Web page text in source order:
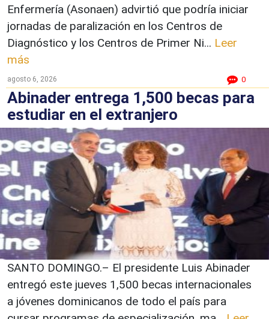
Enfermería (Asonaen) advirtió que podría iniciar
jornadas de paralización en los Centros de
Diagnóstico y los Centros de Primer Ni... Leer
más
agosto 6, 2026 0
Abinader entrega 1,500 becas para
estudiar en el extranjero
SANTO DOMINGO.– El presidente Luis Abinader
entregó este jueves 1,500 becas internacionales
a jóvenes dominicanos de todo el país para